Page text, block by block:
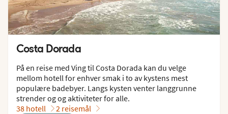
Costa Dorada
På en reise med Ving til Costa Dorada kan du velge
mellom hotell for enhver smak i to av kystens mest
populære badebyer. Langs kysten venter langgrunne
strender og og aktiviteter for alle.
38 hotell
2 reisemål